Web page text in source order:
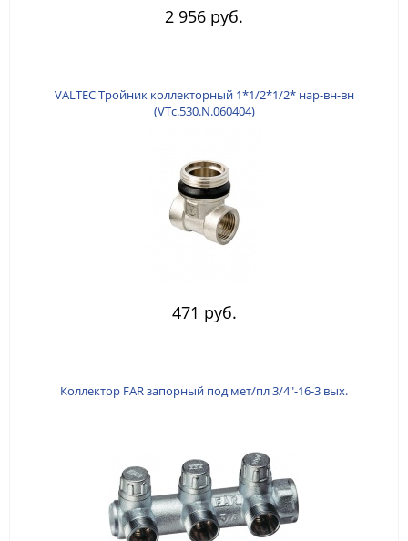
2 956 руб.
VALTEC Тройник коллекторный 1*1/2*1/2* нар-вн-вн
(VTc.530.N.060404)
471 руб.
Коллектор FAR запорный под мет/пл 3/4"-16-3 вых.